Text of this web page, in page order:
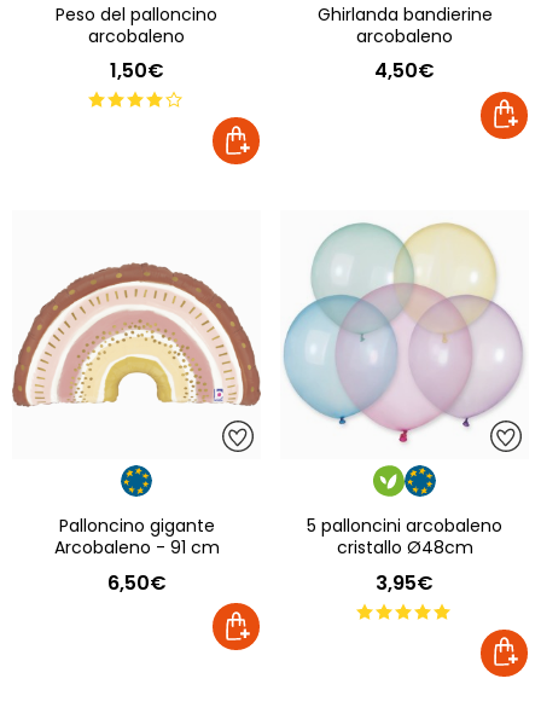
Peso del palloncino
arcobaleno
1,50€
Ghirlanda bandierine
arcobaleno
4,50€
Palloncino gigante
Arcobaleno - 91 cm
6,50€
5 palloncini arcobaleno
cristallo Ø48cm
3,95€